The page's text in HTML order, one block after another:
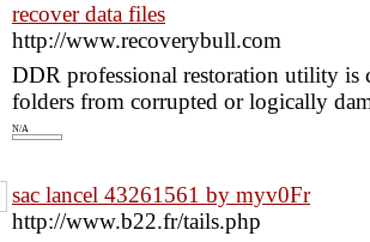
recover data files
http://www.recoverybull.com
DDR professional restoration utility is
folders from corrupted or logically
N/A
sac lancel 43261561 by myv0Fr
http://www.b22.fr/tails.php